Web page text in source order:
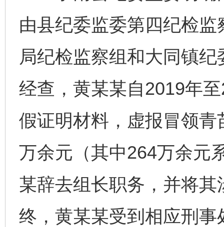
由县纪委监委第四纪检
局纪检监察组和大同镇
经查，黄某某自2019年
假证明材料，虚报冒领
万余元（其中264万余元
某辞去组长职务，并将
终，黄某某受到相应刑事